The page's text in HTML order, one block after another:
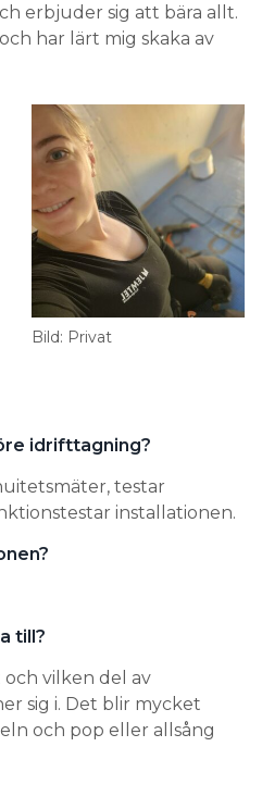
erbjuder sig att bära allt.
har lärt mig skaka av
Bild: Privat
idrifttagning?
testar
installationen.
till?
vilken del av
sig i. Det blir mycket
och pop eller allsång